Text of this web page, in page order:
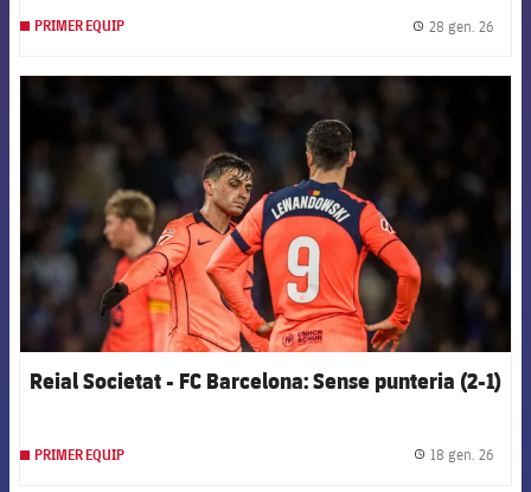
PRIMER EQUIP 28 gen. 26
Reial Societat - FC Barcelona: Sense punteria (2-1)
PRIMER EQUIP 18 gen. 26